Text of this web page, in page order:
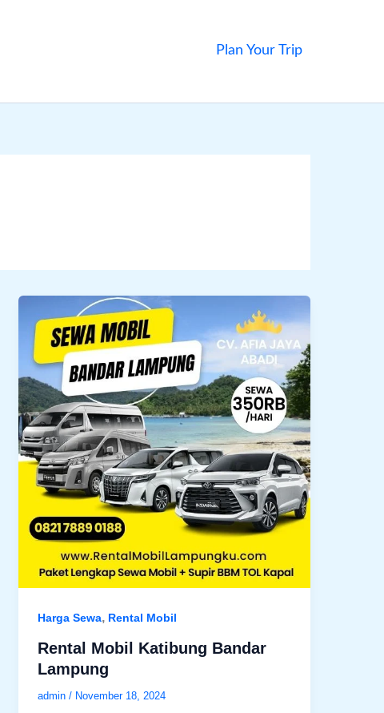
Plan Your Trip
Harga Sewa, Rental Mobil
Rental Mobil Katibung Bandar
Lampung
admin / November 18, 2024